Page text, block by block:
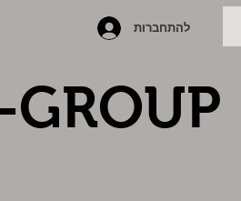
להתחברות
GROUP